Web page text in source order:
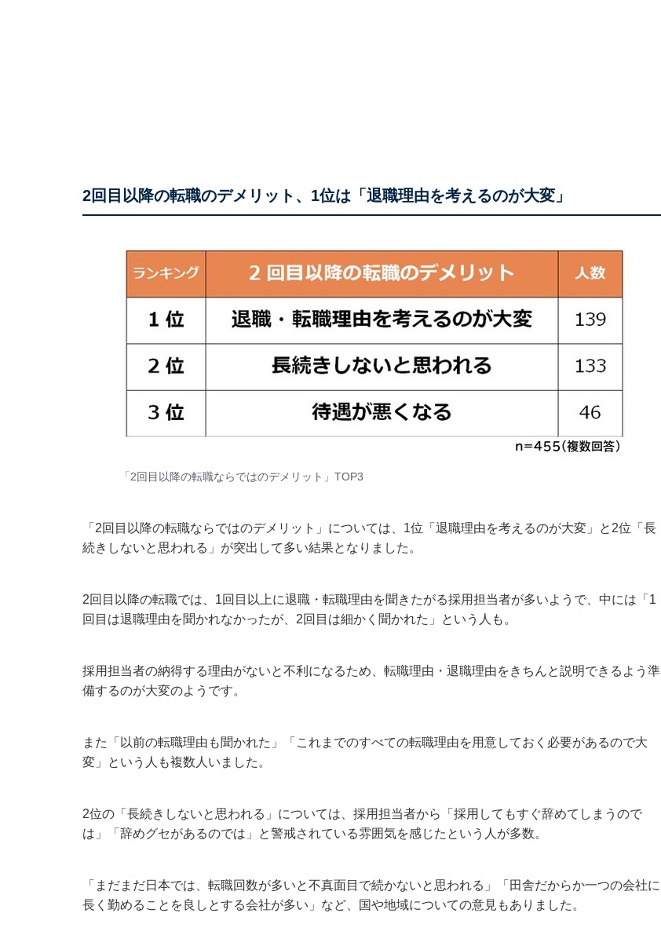
2回目以降の転職のデメリット、1位は「退職理由を考えるのが大変」
「2回目以降の転職ならではのデメリット」TOP3
「2回目以降の転職ならではのデメリット」については、1位「退職理由を考えるのが大変」と2位「長
続きしないと思われる」が突出して多い結果となりました。
2回目以降の転職では、1回目以上に退職・転職理由を聞きたがる採用担当者が多いようで、中には「1
回目は退職理由を聞かれなかったが、2回目は細かく聞かれた」という人も。
採用担当者の納得する理由がないと不利になるため、転職理由・退職理由をきちんと説明できるよう準
備するのが大変のようです。
また「以前の転職理由も聞かれた」「これまでのすべての転職理由を用意しておく必要があるので大
変」という人も複数人いました。
2位の「長続きしないと思われる」については、採用担当者から「採用してもすぐ辞めてしまうので
は」「辞めグセがあるのでは」と警戒されている雰囲気を感じたという人が多数。
「まだまだ日本では、転職回数が多いと不真面目で続かないと思われる」「田舎だからか一つの会社に
長く勤めることを良しとする会社が多い」など、国や地域についての意見もありました。